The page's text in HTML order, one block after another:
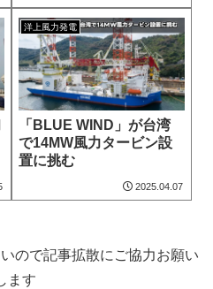
洋上風力発電
「BLUE WIND」が台湾
で14MW風力タービン設
置に挑む
2025.04.07
ので記事拡散にご協力お願い
ます